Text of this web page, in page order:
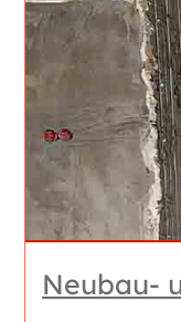
Neubau-